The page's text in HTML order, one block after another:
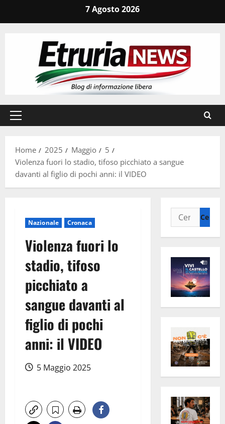
7 Agosto 2026
Menu
Home
2025 Maggio
5
Violenza fuori lo stadio, tifoso picchiato a sangue
davanti al figlio di pochi anni: il VIDEO
Nazionale Cronaca
Violenza fuori lo
stadio, tifoso
picchiato a
sangue davanti al
figlio di pochi
anni: il VIDEO
5 Maggio 2025
Ricerca
per: